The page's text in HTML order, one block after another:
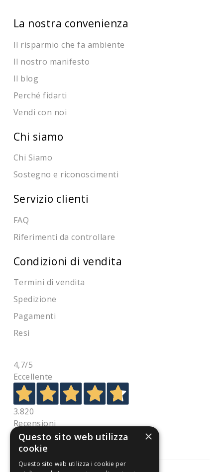
La nostra convenienza
Il risparmio che fa ambiente
Il nostro manifesto
Il blog
Perché fidarti
Vendi con noi
Chi siamo
Chi Siamo
Sostegno e riconoscimenti
Servizio clienti
FAQ
Riferimenti da controllare
Condizioni di vendita
Termini di vendita
Spedizione
Pagamenti
Resi
4,7/5
Eccellente
3.820
Recensioni
×
Questo sito web utilizza
cookie
Questo sito web utilizza i cookie per